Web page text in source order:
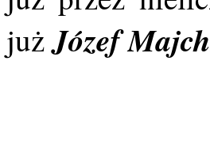
jużJózef